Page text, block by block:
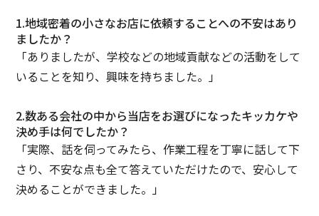
1.地域密着の小さなお店に依頼することへの不安はあり
ましたか？
「ありましたが、学校などの地域貢献などの活動をして
いることを知り、興味を持ちました。」
2.数ある会社の中から当店をお選びになったキッカケや
決め手は何でしたか？
「実際、話を伺ってみたら、作業工程を丁寧に話して下
さり、不安な点も全て答えていただけたので、安心して
決めることができました。」